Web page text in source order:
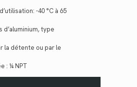
-40 °C à 65
d’aluminium, type
la détente ou par le
: ¼ NPT